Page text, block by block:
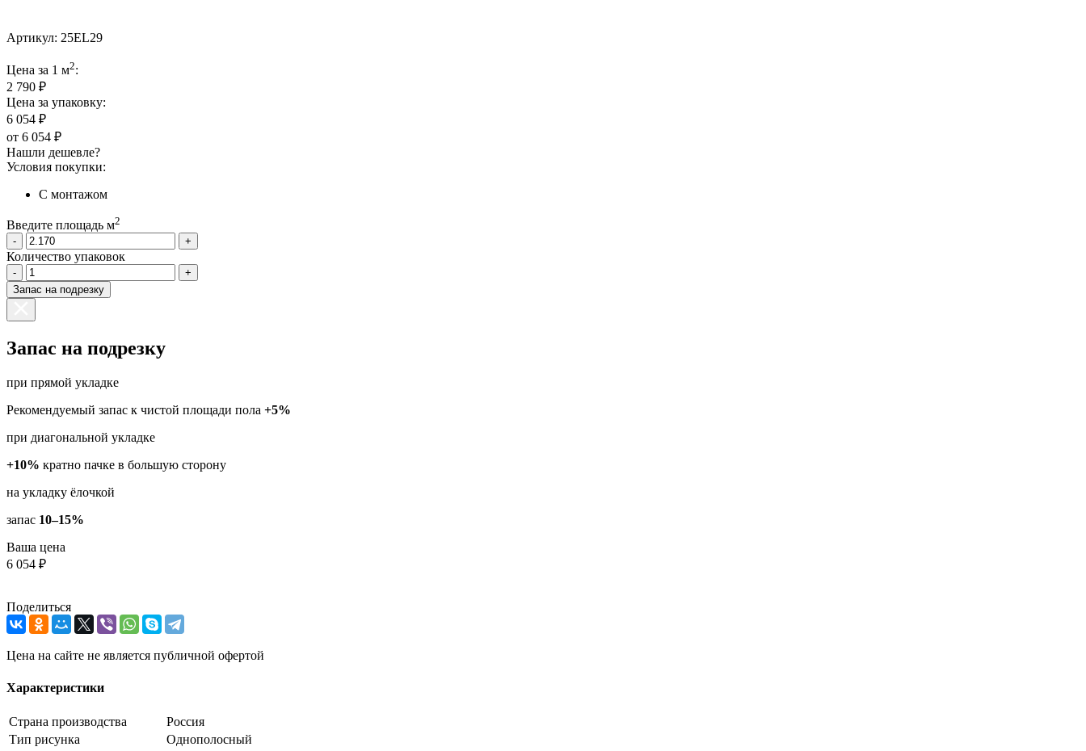
Артикул: 25EL29
Цена за 1 м2:
2 790 ₽
Цена за упаковку:
6 054 ₽
от 6 054 ₽
Нашли дешевле?
Условия покупки:
С монтажом
Введите площадь м2
-
+
Количество упаковок
-
+
Запас на подрезку
Запас на подрезку
при прямой укладке
Рекомендуемый запас к чистой площади пола +5%
при диагональной укладке
+10% кратно пачке в большую сторону
на укладку ёлочкой
запас 10–15%
Ваша цена
6 054 ₽
Поделиться
Цена на сайте не является публичной офертой
Характеристики
Страна производства
Россия
Тип рисунка
Однополосный